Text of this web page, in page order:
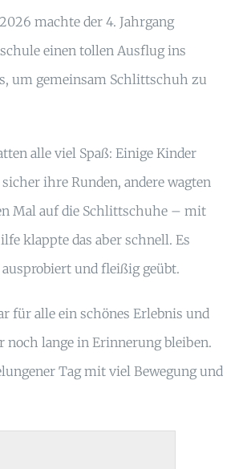
machte der 4. Jahrgang
einen tollen Ausflug ins
um gemeinsam Schlittschuh zu
alle viel Spaß: Einige Kinder
ihre Runden, andere wagten
Mal auf die Schlittschuhe – mit
klappte das aber schnell. Es
und fleißig geübt.
für alle ein schönes Erlebnis und
noch lange in Erinnerung bleiben.
Tag mit viel Bewegung und